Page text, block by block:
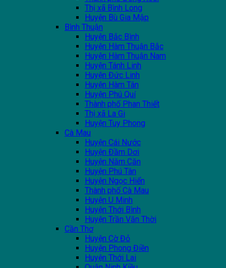
Thị xã Bình Long
Huyện Bù Gia Mập
Bình Thuận
Huyện Bắc Bình
Huyện Hàm Thuận Bắc
Huyện Hàm Thuận Nam
Huyện Tánh Linh
Huyện Đức Linh
Huyện Hàm Tân
Huyện Phú Quí
Thành phố Phan Thiết
Thị xã La Gi
Huyện Tuy Phong
Cà Mau
Huyện Cái Nước
Huyện Đầm Dơi
Huyện Năm Căn
Huyện Phú Tân
Huyện Ngọc Hiển
Thành phố Cà Mau
Huyện U Minh
Huyện Thới Bình
Huyện Trần Văn Thời
Cần Thơ
Huyện Cờ Đỏ
Huyện Phong Điền
Huyện Thới Lai